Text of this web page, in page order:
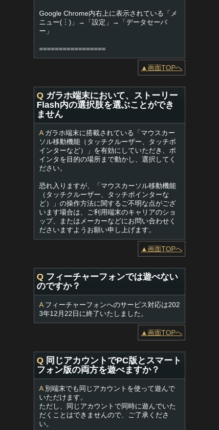
Google Chrome内右上に表示されている「メ
ニュー(︙)」→「設定」→「データセーバ
ー」
=================
▲画面TOPへ
Q ガラホ端末において、ストーリー
Flash内の選択肢を選ぶことができ
ません
Aガラホ端末に搭載されている「マウスカー
ソル移動機能（タッチクルーザー、タッチポ
インターなど）」を有効にしていただき、ポ
インタを目的の場所まで動かし、選択してく
ださい。
恐れ入りますが、「マウスカーソル移動機能
（タッチクルーザー、タッチポインターな
ど）」の操作方法に関するご不明な点がござ
います場合は、ご利用端末のキャリアのショ
ップ、またはメーカーなどにお問い合わせく
ださいますようお願い申し上げます。
▲画面TOPへ
Q フィーチャーフォンでは遊べない
のですか？
Aフィーチャーフォンへのサービス対応は202
3年12月22日に終了いたしました。
▲画面TOPへ
Q 同じアカウントでPC版とスマート
フォン版の両方を遊べますか？
A別端末でも同じアカウントを使って遊んで
いただけます。
ただし、同じアカウントで同時に遊んでいた
だくことはできませんので、ご了承くださ
い。